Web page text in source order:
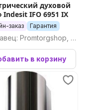
духовой
IFO 6951 IX
заказ Гарантия
Promtorgshop, П
в корзину